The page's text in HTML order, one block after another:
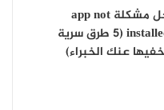
حل مشكلة app not
installed (5 طرق سرية
عنك الخبراء)